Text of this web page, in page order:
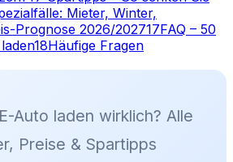
Mieter, Winter,
Prognose 2026/202717FAQ – 50
18Häufige Fragen
Auto laden wirklich? Alle
Preise & Spartipps